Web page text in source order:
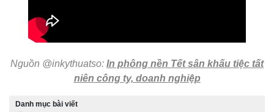
Nguồn @inkythuatso: In phông nền Tết sân khấu tiệc tất
niên công ty, doanh nghiệp
Danh mục bài viết